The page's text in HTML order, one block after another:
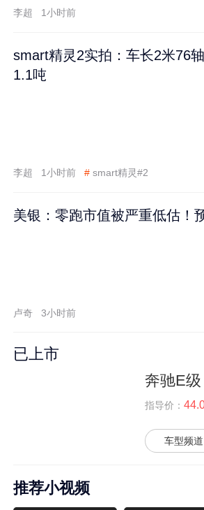
李超 1小时前
smart精灵2实拍：车长2米76
1.1吨
李超 1小时前 # smart精灵#2
美银：零跑市值被严重低估！
卢奇 3小时前
已上市
奔驰E级
指导价：
车型频道
推荐小视频